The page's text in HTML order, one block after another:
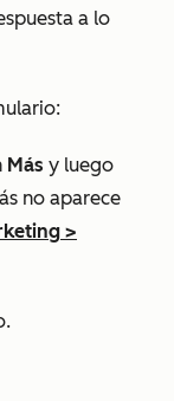
a lo
Más y luego
no aparece
>